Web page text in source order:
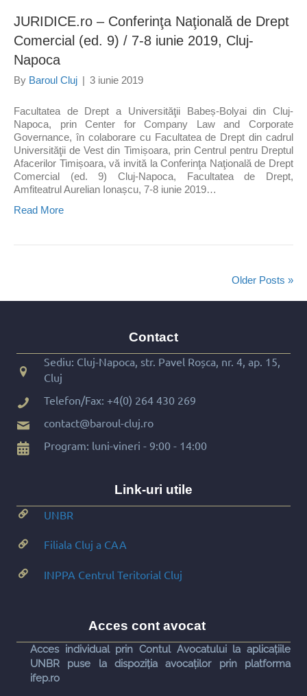
JURIDICE.ro – Conferinţa Naţională de Drept
Comercial (ed. 9) / 7-8 iunie 2019, Cluj-
Napoca
By Baroul Cluj | 3 iunie 2019
Facultatea de Drept a Universităţii Babeș-Bolyai din Cluj-
Napoca, prin Center for Company Law and Corporate
Governance, în colaborare cu Facultatea de Drept din cadrul
Universităţii de Vest din Timișoara, prin Centrul pentru Dreptul
Afacerilor Timișoara, vă invită la Conferinţa Naţională de Drept
Comercial (ed. 9) Cluj-Napoca, Facultatea de Drept,
Amfiteatrul Aurelian Ionașcu, 7-8 iunie 2019…
Read More
Older Posts »
Contact
Sediu: Cluj-Napoca, str. Pavel Roșca, nr. 4, ap. 15,
Cluj
Telefon/Fax: +4(0) 264 430 269
contact@baroul-cluj.ro
Program: luni-vineri - 9:00 - 14:00
Link-uri utile
UNBR
Filiala Cluj a CAA
INPPA Centrul Teritorial Cluj
Acces cont avocat
Acces individual prin Contul Avocatului la aplicațiile
UNBR puse la dispoziția avocaților prin platforma
ifep.ro